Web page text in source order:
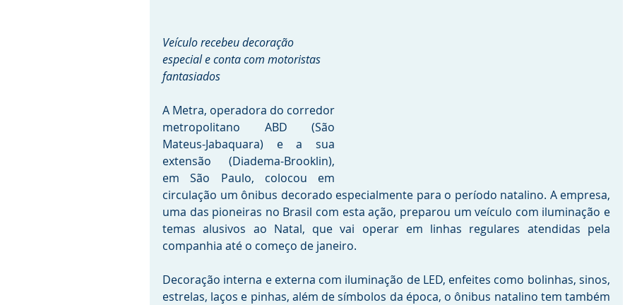
Veículo recebeu decoração
especial e conta com motoristas
fantasiados
A Metra, operadora do corredor
metropolitano ABD (São
Mateus-Jabaquara) e a sua
extensão (Diadema-Brooklin),
em São Paulo, colocou em
circulação um ônibus decorado especialmente para o período natalino. A empresa,
uma das pioneiras no Brasil com esta ação, preparou um veículo com iluminação e
temas alusivos ao Natal, que vai operar em linhas regulares atendidas pela
companhia até o começo de janeiro.
Decoração interna e externa com iluminação de LED, enfeites como bolinhas, sinos,
estrelas, laços e pinhas, além de símbolos da época, o ônibus natalino tem também